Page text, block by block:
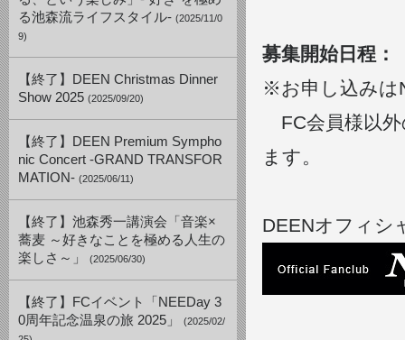
る池森流ライフスタイル- (2025/11/0
9)
【終了】DEEN Christmas Dinner
Show 2025 (2025/09/20)
【終了】DEEN Premium Sympho
nic Concert -GRAND TRANSFOR
MATION- (2025/06/11)
【終了】池森秀一講演会「音楽×
蕎麦 ～好きなことを極める人生の
楽しさ～」
(2025/06/30)
【終了】FCイベント「NEEDay 3
0周年記念温泉の旅 2025」
(2025/02/
募集開始日程：
※お申し込みは
FC会員様以外
ます。
DEENオフィシ